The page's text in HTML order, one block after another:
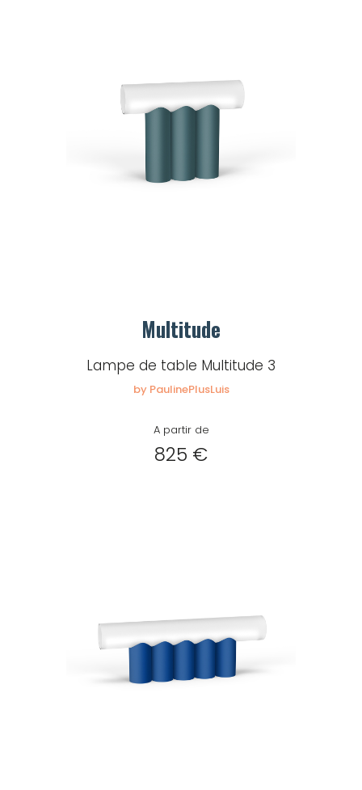
Multitude
Lampe de table Multitude 3
by PaulinePlusLuis
A partir de
825 €